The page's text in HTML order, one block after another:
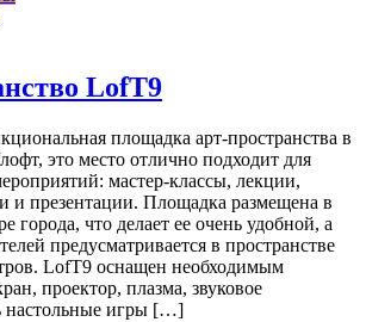
LofT9
площадка арт-пространства в
это место отлично подходит для
мастер-классы, лекции,
и презентации. Площадка размещена в
города, что делает ее очень удобной, а
предусматривается в пространстве
LofT9 оснащен необходимым
проектор, плазма, звуковое
настольные игры […]